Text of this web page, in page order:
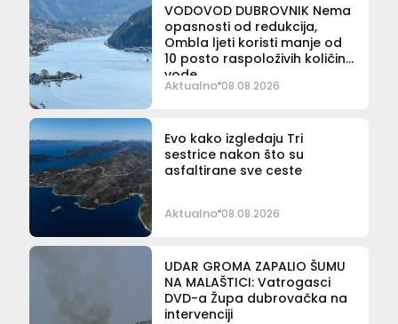
VODOVOD DUBROVNIK Nema
opasnosti od redukcija,
Ombla ljeti koristi manje od
10 posto raspoloživih količina
vode
Aktualno 08.08.2026
Evo kako izgledaju Tri
sestrice nakon što su
asfaltirane sve ceste
Aktualno 08.08.2026
UDAR GROMA ZAPALIO ŠUMU
NA MALAŠTICI: Vatrogasci
DVD-a Župa dubrovačka na
intervenciji